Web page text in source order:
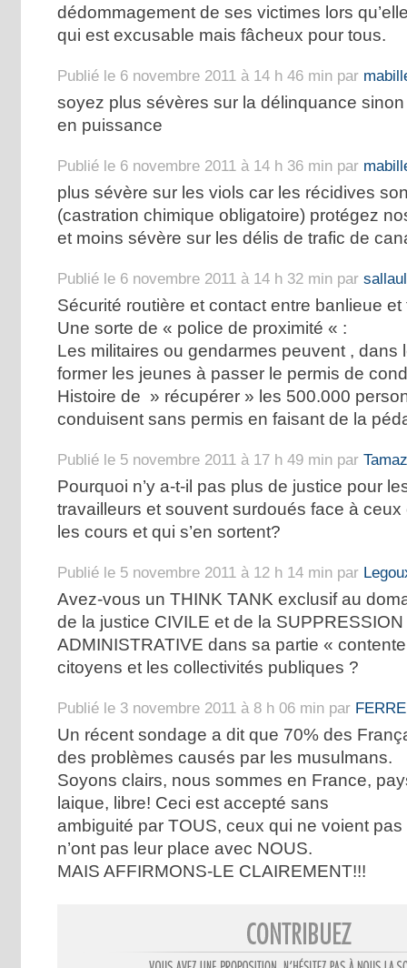
dédommagement de ses victimes lors
qui est excusable mais fâcheux pour tous.
Publié le 6 novembre 2011 à 14 h 46 min par
soyez plus sévères sur la délinquance
en puissance
Publié le 6 novembre 2011 à 14 h 36 min par
plus sévère sur les viols car les récidives
(castration chimique obligatoire) protégez
et moins sévère sur les délis de trafic de
Publié le 6 novembre 2011 à 14 h 32 min par
Sécurité routière et contact entre banlieue et
Une sorte de « police de proximité « :
Les militaires ou gendarmes peuvent , dans
former les jeunes à passer le permis de
Histoire de » récupérer » les 500.000
conduisent sans permis en faisant de la
Publié le 5 novembre 2011 à 17 h 49 min par
Pourquoi n’y a-t-il pas plus de justice pour
travailleurs et souvent surdoués face à ceux
les cours et qui s’en sortent?
Publié le 5 novembre 2011 à 12 h 14 min par
Avez-vous un THINK TANK exclusif au
de la justice CIVILE et de la
ADMINISTRATIVE dans sa partie «
citoyens et les collectivités publiques ?
Publié le 3 novembre 2011 à 8 h 06 min par
Un récent sondage a dit que 70% des
des problèmes causés par les musulmans.
Soyons clairs, nous sommes en France,
laique, libre! Ceci est accepté sans
ambiguité par TOUS, ceux qui ne voient
n’ont pas leur place avec NOUS.
MAIS AFFIRMONS-LE CLAIREMENT!!!